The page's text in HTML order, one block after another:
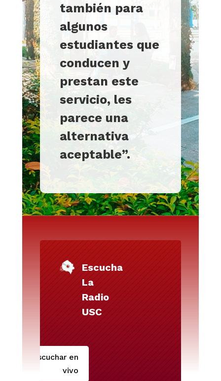
también para
algunos
estudiantes que
conducen y
prestan este
servicio, les
parece una
alternativa
aceptable”.
Escucha
La
Radio
USC
Escuchar en
vivo